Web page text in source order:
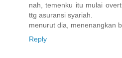
nah, temenku itu mulai
ttg asuransi syariah.
menurut dia, menenangkan
Reply